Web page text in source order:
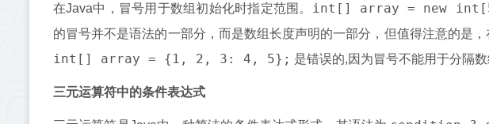
在Java中，冒号用于数组初始化时指定范围。 int[] array = new
的冒号并不是语法的一部分，而是数组长度声明的一部分，但值得注意的是
int[] array = {1, 2, 3: 4, 5}; 是错误的,因为冒号不能用于分隔数
三元运算符中的条件表达式